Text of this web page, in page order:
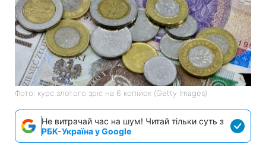
Фото: курс злотого зріс на 6 копійок (Getty Images)
Не витрачай час на шум! Читай тільки суть з
РБК-Україна у Google